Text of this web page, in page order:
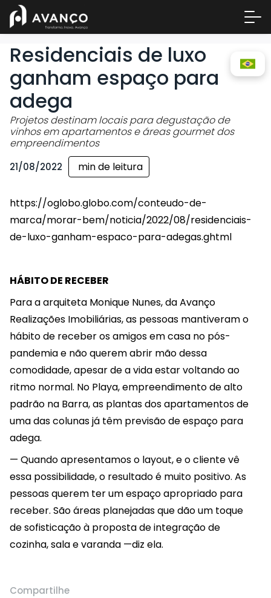
A
Residenciais de luxo
ganham espaço para
adega
Projetos destinam locais para degustação de
vinhos em apartamentos e áreas gourmet dos
empreendimentos
21/08/2022 min de leitura
https://oglobo.globo.com/conteudo-de-
marca/morar-bem/noticia/2022/08/residenciais-
de-luxo-ganham-espaco-para-adegas.ghtml
HÁBITO DE RECEBER
Para a arquiteta Monique Nunes, da Avanço
Realizações Imobiliárias, as pessoas mantiveram o
hábito de receber os amigos em casa no pós-
pandemia e não querem abrir mão dessa
comodidade, apesar de a vida estar voltando ao
ritmo normal. No Playa, empreendimento de alto
padrão na Barra, as plantas dos apartamentos de
uma das colunas já têm previsão de espaço para
adega.
— Quando apresentamos o layout, e o cliente vê
essa possibilidade, o resultado é muito positivo. As
pessoas querem ter um espaço apropriado para
receber. São áreas planejadas que dão um toque
de sofisticação à proposta de integração de
cozinha, sala e varanda —diz ela.
Compartilhe